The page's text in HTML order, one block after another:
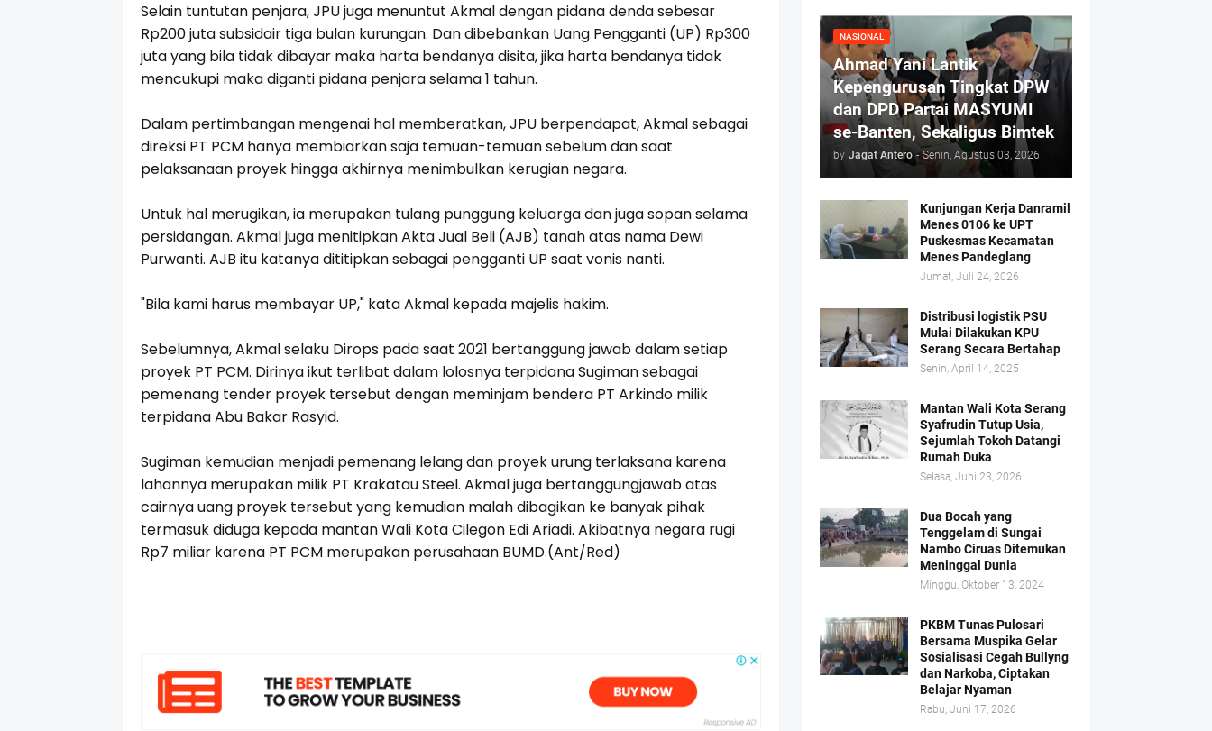
Selain tuntutan penjara, JPU juga menuntut Akmal dengan pidana denda sebesar
Rp200 juta subsidair tiga bulan kurungan. Dan dibebankan Uang Pengganti (UP) Rp300
juta yang bila tidak dibayar maka harta bendanya disita, jika harta bendanya tidak
mencukupi maka diganti pidana penjara selama 1 tahun.
Dalam pertimbangan mengenai hal memberatkan, JPU berpendapat, Akmal sebagai
direksi PT PCM hanya membiarkan saja temuan-temuan sebelum dan saat
pelaksanaan proyek hingga akhirnya menimbulkan kerugian negara.
Untuk hal merugikan, ia merupakan tulang punggung keluarga dan juga sopan selama
persidangan. Akmal juga menitipkan Akta Jual Beli (AJB) tanah atas nama Dewi
Purwanti. AJB itu katanya dititipkan sebagai pengganti UP saat vonis nanti.
"Bila kami harus membayar UP," kata Akmal kepada majelis hakim.
Sebelumnya, Akmal selaku Dirops pada saat 2021 bertanggung jawab dalam setiap
proyek PT PCM. Dirinya ikut terlibat dalam lolosnya terpidana Sugiman sebagai
pemenang tender proyek tersebut dengan meminjam bendera PT Arkindo milik
terpidana Abu Bakar Rasyid.
Sugiman kemudian menjadi pemenang lelang dan proyek urung terlaksana karena
lahannya merupakan milik PT Krakatau Steel. Akmal juga bertanggungjawab atas
cairnya uang proyek tersebut yang kemudian malah dibagikan ke banyak pihak
termasuk diduga kepada mantan Wali Kota Cilegon Edi Ariadi. Akibatnya negara rugi
Rp7 miliar karena PT PCM merupakan perusahaan BUMD.(Ant/Red)
NASIONAL
Ahmad Yani Lantik
Kepengurusan Tingkat DPW
dan DPD Partai MASYUMI
se-Banten, Sekaligus Bimtek
by Jagat Antero - Senin, Agustus 03, 2026
Kunjungan Kerja Danramil
Menes 0106 ke UPT
Puskesmas Kecamatan
Menes Pandeglang
Jumat, Juli 24, 2026
Distribusi logistik PSU
Mulai Dilakukan KPU
Serang Secara Bertahap
Senin, April 14, 2025
Mantan Wali Kota Serang
Syafrudin Tutup Usia,
Sejumlah Tokoh Datangi
Rumah Duka
Selasa, Juni 23, 2026
Dua Bocah yang
Tenggelam di Sungai
Nambo Ciruas Ditemukan
Meninggal Dunia
Minggu, Oktober 13, 2024
PKBM Tunas Pulosari
Bersama Muspika Gelar
Sosialisasi Cegah Bullyng
dan Narkoba, Ciptakan
Belajar Nyaman
Rabu, Juni 17, 2026